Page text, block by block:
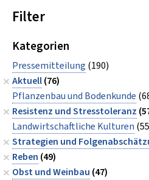
Filter
Kategorien
Pressemitteilung (190)
Aktuell(76)
Pflanzenbau und Bodenkunde
Resistenz und Stresstoleranz
Landwirtschaftliche Kulturen
Strategien und
Reben (49)
Obst und Weinbau (47)